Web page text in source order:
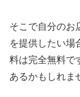
そこで自分のお
を提供したい場
料は完全無料で
あるかもしれま